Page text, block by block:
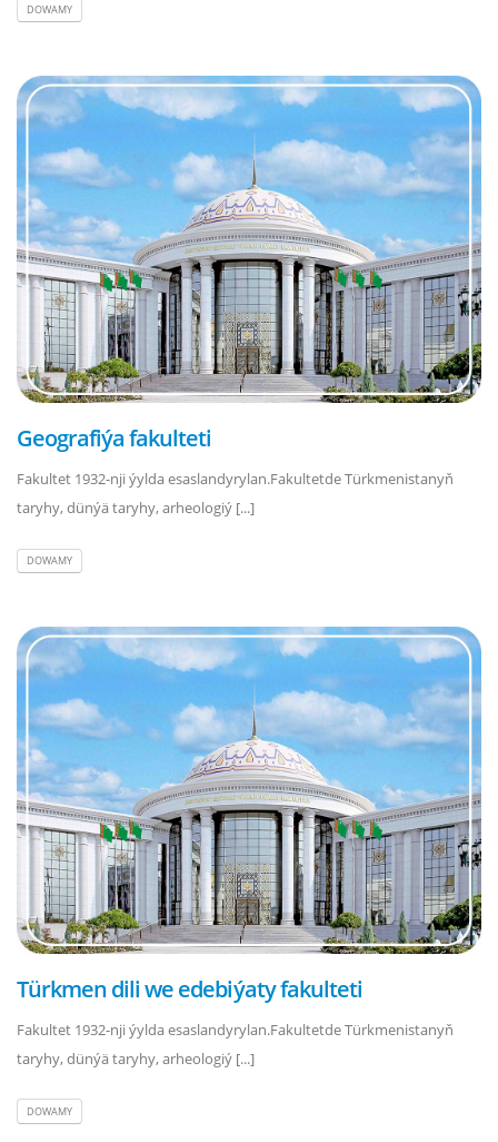
DOWAMY
Geografiýa fakulteti
Fakultet 1932-nji ýylda esaslandyrylan.Fakultetde Türkmenistanyň
taryhy, dünýä taryhy, arheologiý [...]
DOWAMY
Türkmen dili we edebiýaty fakulteti
Fakultet 1932-nji ýylda esaslandyrylan.Fakultetde Türkmenistanyň
taryhy, dünýä taryhy, arheologiý [...]
DOWAMY